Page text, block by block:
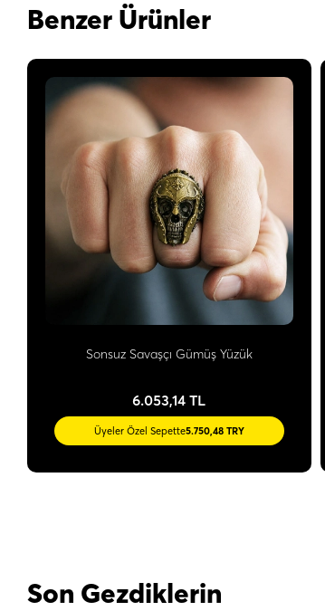
Benzer Ürünler
Sonsuz Savaşçı Gümüş Yüzük
6.053,14 TL
Üyeler Özel Sepette5.750,48 TRY
Son Gezdiklerin